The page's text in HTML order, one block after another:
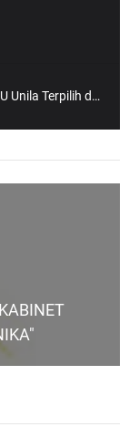
Kembali Torehkan Prestasi, Kader KMNU Unila Terpilih dalam SEA-Teacher Batch 6